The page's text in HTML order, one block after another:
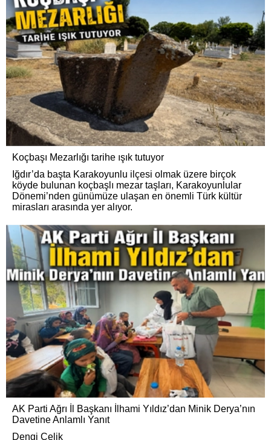
Koçbaşı Mezarlığı tarihe ışık tutuyor
Iğdır’da başta Karakoyunlu ilçesi olmak üzere birçok
köyde bulunan koçbaşlı mezar taşları, Karakoyunlular
Dönemi’nden günümüze ulaşan en önemli Türk kültür
mirasları arasında yer alıyor.
AK Parti Ağrı İl Başkanı İlhami Yıldız’dan Minik Derya’nın
Davetine Anlamlı Yanıt
Dengi Çelik